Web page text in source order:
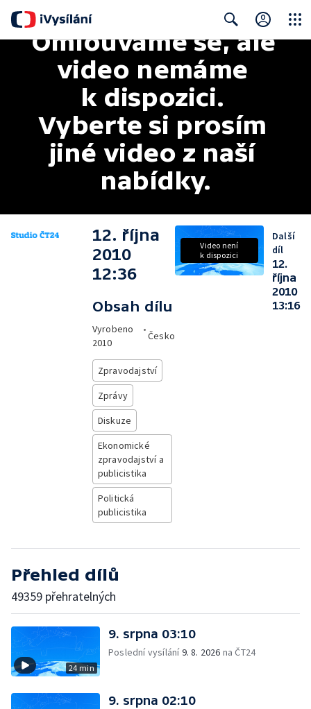
Search
Omlouváme se, ale
video nemáme
k dispozici.
Vyberte si prosím
jiné video z naší
nabídky.
12. října
2010
12:36
Obsah dílu
Vyrobeno
2010
•
Česko
Zpravodajství
Zprávy
Diskuze
Ekonomické
zpravodajství a
publicistika
Politická
publicistika
Video není
k dispozici
Další
díl
12.
října
2010
13:16
Přehled dílů
49359 přehratelných
24 min
9. srpna 03:10
Poslední vysílání9. 8. 2026 na ČT24
9. srpna 02:10